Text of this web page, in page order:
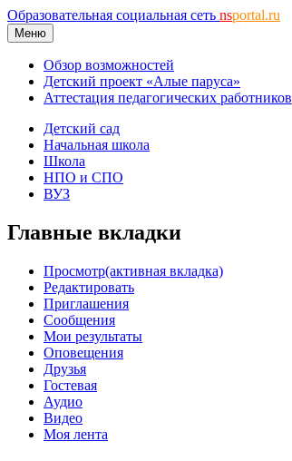
Образовательная социальная сеть nsportal.ru
Меню
Обзор возможностей
Детский проект «Алые паруса»
Аттестация педагогических работников
Детский сад
Начальная школа
Школа
НПО и СПО
ВУЗ
Главные вкладки
Просмотр(активная вкладка)
Редактировать
Приглашения
Сообщения
Мои результаты
Оповещения
Друзья
Гостевая
Аудио
Видео
Моя лента